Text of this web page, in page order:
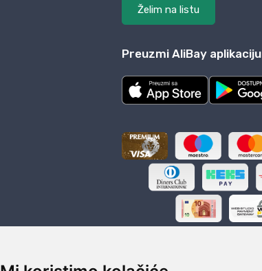
Želim na listu
Preuzmi AliBay aplikaciju